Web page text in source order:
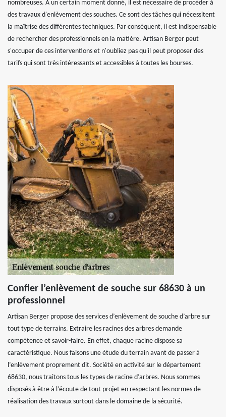
nombreuses. À un certain moment donné, il est nécessaire de procéder à
des travaux d'enlèvement des souches. Ce sont des tâches qui nécessitent
la maîtrise des différentes techniques. Par conséquent, il est indispensable
de rechercher des professionnels en la matière. Artisan Berger peut
s'occuper de ces interventions et n'oubliez pas qu'il peut proposer des
tarifs qui sont très intéressants et accessibles à toutes les bourses.
Confier l’enlèvement de souche sur 68630 à un
professionnel
Artisan Berger propose des services d’enlèvement de souche d’arbre sur
tout type de terrains. Extraire les racines des arbres demande
compétence et savoir-faire. En effet, chaque racine dispose sa
caractéristique. Nous faisons une étude du terrain avant de passer à
l’enlèvement proprement dit. Société en activité sur le département
68630, nous traitons tous les types de racine d’arbres. Nous sommes
disposés à être à l’écoute de tout projet en respectant les normes de
réalisation des travaux surtout dans le domaine de la sécurité.